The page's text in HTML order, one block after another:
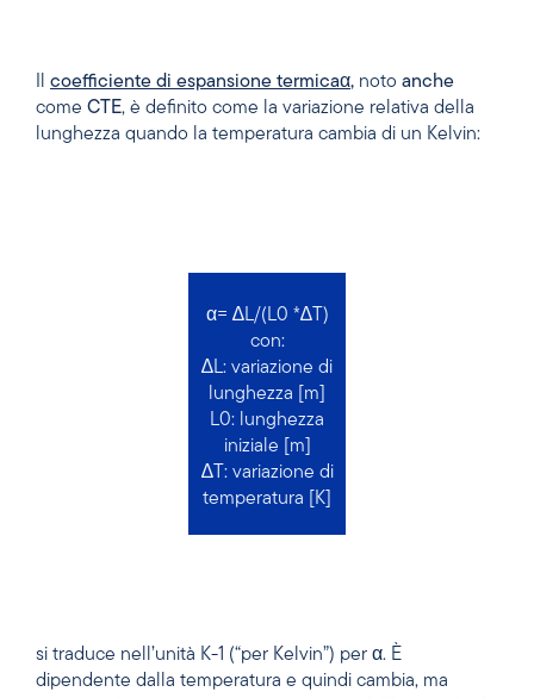
Il coefficiente di espansione termicaα, noto anche
come CTE, è definito come la variazione relativa della
lunghezza quando la temperatura cambia di un Kelvin:
α= ∆L/(L0 *∆T)
con:
∆L: variazione di
lunghezza [m]
L0: lunghezza
iniziale [m]
∆T: variazione di
temperatura [K]
si traduce nell’unità K-1 (“per Kelvin”) per α. È
dipendente dalla temperatura e quindi cambia, ma